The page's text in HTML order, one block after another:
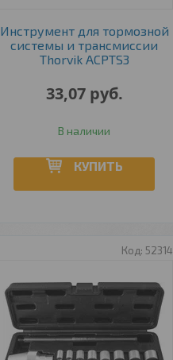
Инструмент для тормозной
системы и трансмиссии
Thorvik ACPTS3
33,07 руб.
В наличии
КУПИТЬ
52314